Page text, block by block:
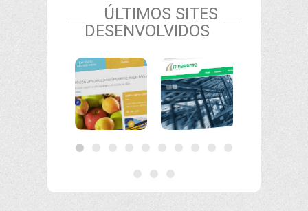
ÚLTIMOS SITES
DESENVOLVIDOS